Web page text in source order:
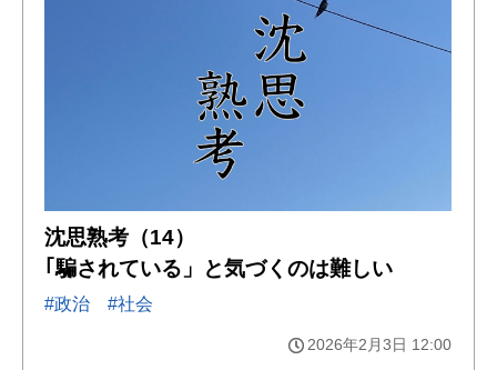
沈思熟考（14）
｢騙されている」と気づくのは難しい
#政治 #社会
2026年2月3日 12:00